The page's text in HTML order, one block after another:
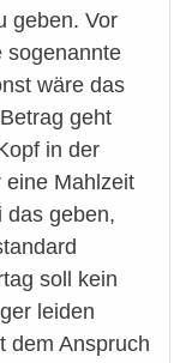
geben. Vor
sogenannte
wäre das
geht
in der
eine Mahlzeit
das geben,
soll kein
leiden
dem Anspruch